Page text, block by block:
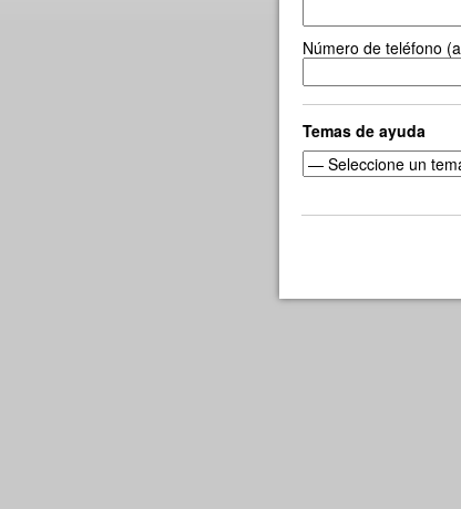
Número de teléfono
Temas de ayuda